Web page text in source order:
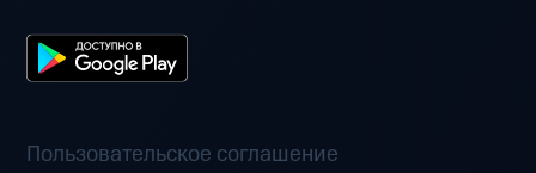
Пользовательское соглашение